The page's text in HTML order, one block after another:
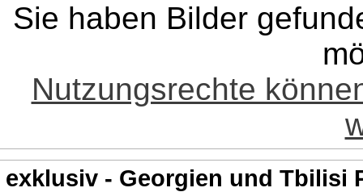
Sie haben Bilder
Nutzungsrechte
exklusiv - Georgien und Tbilisi